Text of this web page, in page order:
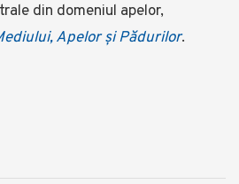
din domeniul apelor,
Apelor și Pădurilor.